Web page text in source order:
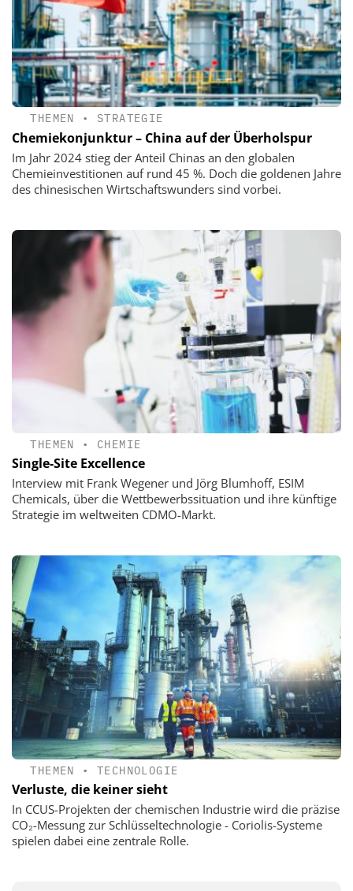
THEMEN • STRATEGIE
Chemiekonjunktur – China auf der Überholspur
Im Jahr 2024 stieg der Anteil Chinas an den globalen
Chemieinvestitionen auf rund 45 %. Doch die goldenen Jahre
des chinesischen Wirtschaftswunders sind vorbei.
THEMEN • CHEMIE
Single-Site Excellence
Interview mit Frank Wegener und Jörg Blumhoff, ESIM
Chemicals, über die Wettbewerbssituation und ihre künftige
Strategie im weltweiten CDMO-Markt.
THEMEN •TECHNOLOGIE
Verluste, die keiner sieht
In CCUS-Projekten der chemischen Industrie wird die präzise
CO₂-Messung zur Schlüsseltechnologie - Coriolis-Systeme
spielen dabei eine zentrale Rolle.